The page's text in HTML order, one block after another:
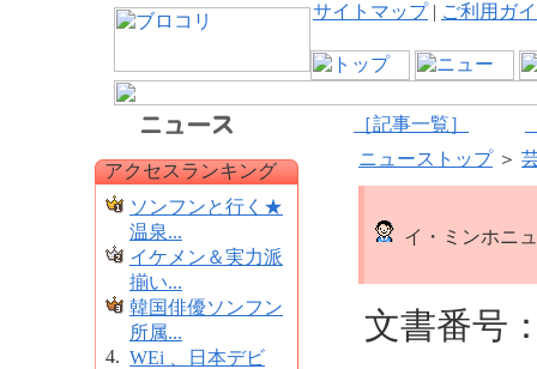
サイトマップ| ご利用ガ
［記事一覧］
アクセスランキング
ソンフンと行く★
温泉...
イケメン＆実力派
揃い...
韓国俳優ソンフン
所属...
4. WEi 、日本デビ
ニューストップ＞
イ・ミンホニ
文書番号